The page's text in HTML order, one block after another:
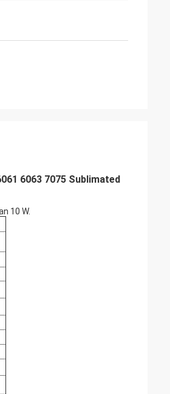
6063 7075 Sublimated
10 W.